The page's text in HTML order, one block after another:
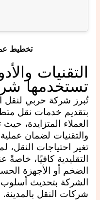
تخطيط
التقنيات
تستخدمها
تُبرز شركة حربي لنقل
بتقديم خدمات نقل
العملاء المتزايدة،
والتقنيات لضمان
تغير احتياجات النقل،
التقليدية كافيًا، خاصةً
الضخم أو الأجهزة
الشركة بتحديث
شركات النقل بالمدينة.